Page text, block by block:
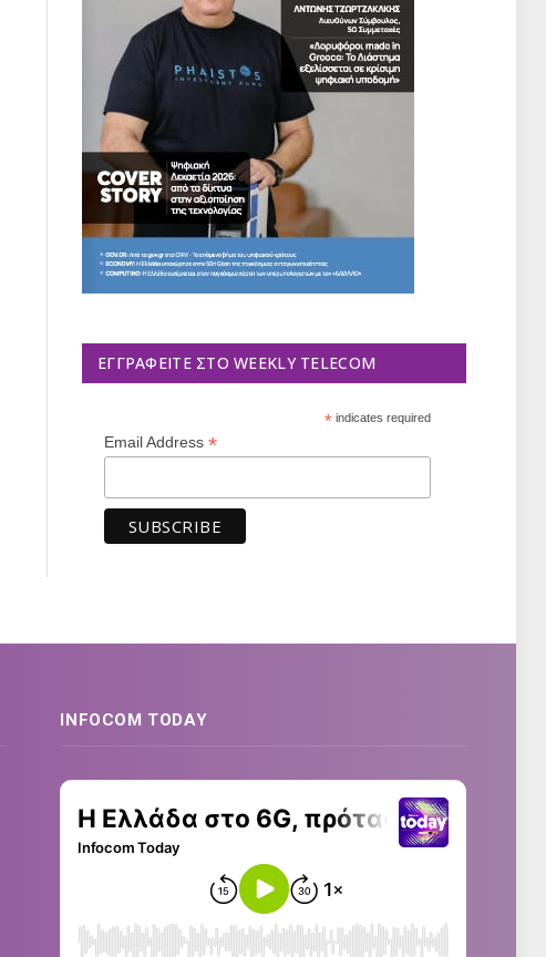
ΕΓΓΡΑΦΕΊΤΕ ΣΤΟ WEEKLY TELECOM
*indicates required
Email Address *
INFOCOM TODAY